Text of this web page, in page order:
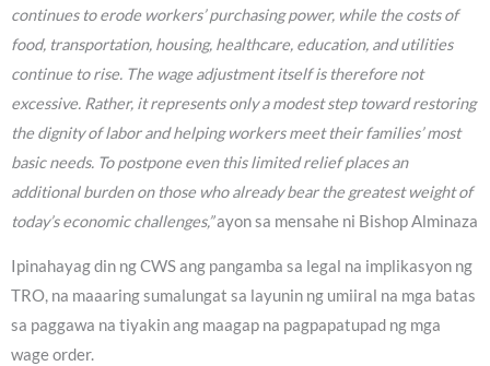
continues to erode workers’ purchasing power, while the costs of
food, transportation, housing, healthcare, education, and utilities
continue to rise. The wage adjustment itself is therefore not
excessive. Rather, it represents only a modest step toward restoring
the dignity of labor and helping workers meet their families’ most
basic needs. To postpone even this limited relief places an
additional burden on those who already bear the greatest weight of
today’s economic challenges,”ayon sa mensahe ni Bishop Alminaza
Ipinahayag din ng CWS ang pangamba sa legal na implikasyon ng
TRO, na maaaring sumalungat sa layunin ng umiiral na mga batas
sa paggawa na tiyakin ang maagap na pagpapatupad ng mga
wage order.